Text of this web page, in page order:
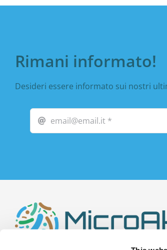
Rimani informato!
Desideri essere informato sui nostri